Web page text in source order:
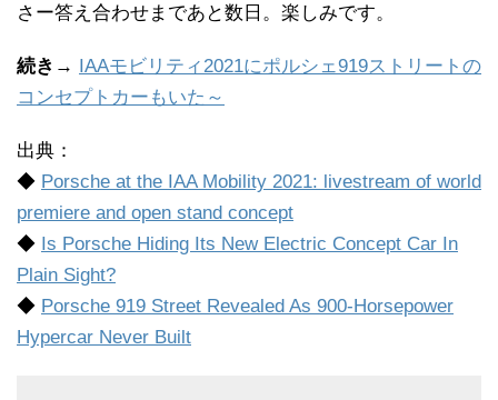
さー答え合わせまであと数日。楽しみです。
続き → IAAモビリティ2021にポルシェ919ストリートの
コンセプトカーもいた～
出典：
◆ Porsche at the IAA Mobility 2021: livestream of world
premiere and open stand concept
◆ Is Porsche Hiding Its New Electric Concept Car In
Plain Sight?
◆ Porsche 919 Street Revealed As 900-Horsepower
Hypercar Never Built